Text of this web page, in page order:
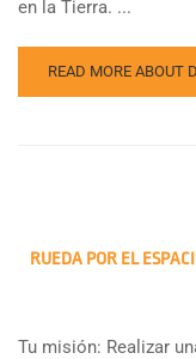
en la Tierra. ...
READ MORE ABOUT
RUEDA POR EL
Tu misión: Realizar